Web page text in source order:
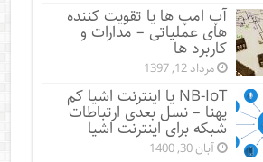
آپ امپ ها یا تقویت کننده
های عملیاتی – مدارات و
کاربرد ها
مرداد 12, 1397
NB-IoT یا اینترنت اشیا کم
پهنا – نسل بعدی ارتباطات
شبکه برای اینترنت اشیا
آبان 30, 1400